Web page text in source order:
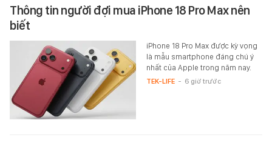
Thông tin người đợi mua iPhone 18 Pro Max nên
biết
iPhone 18 Pro Max được kỳ vọng
là mẫu smartphone đáng chú ý
nhất của Apple trong năm nay.
TEK-LIFE - 6 giờ trước